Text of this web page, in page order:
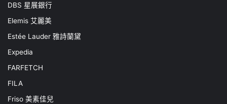
DBS 星展銀行
Elemis 艾麗美
Estée Lauder 雅詩蘭黛
Expedia
FARFETCH
FILA
Friso 美素佳兒